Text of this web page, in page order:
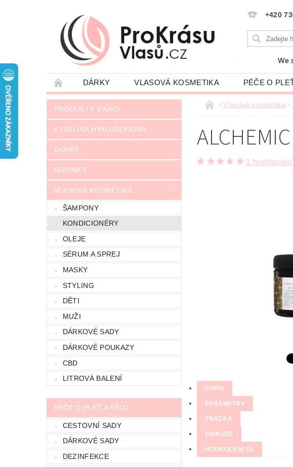
+420
DÁRKY VLASOVÁ KOSMETIKA PÉČE O
JAK NAKUPOVAT VRÁCENÍ ZÁSILKY HODNOCENÍ
NAPIŠTE NÁM OBCHODNÍ PODMÍNKY
PRODUKTY V AKCI
KYSELINA HYALURONOVÁ
DÁRKY
NOVINKY
VLASOVÁ KOSMETIKA
ŠAMPONY
KONDICIONÉRY
OLEJE
SÉRUM A SPREJ
MASKY
STYLING
DĚTI
MUŽI
DÁRKOVÉ SADY
DÁRKOVÉ POUKAZY
CBD
LITROVÁ BALENÍ
PÉČE O PLEŤ A TĚLO
CESTOVNÍ SADY
DÁRKOVÉ SADY
DEZINFEKCE
Vlasová kosmetika
1 hodnocení
POPIS
PARAMETRY
ZNAČKA
DISKUZE
HODNOCENÍ (1)